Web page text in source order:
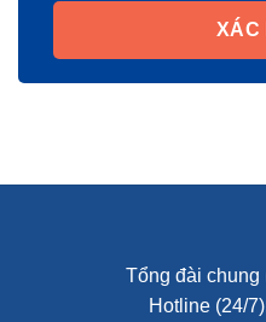
XÁC
Tổng đài chung
Hotline (24/